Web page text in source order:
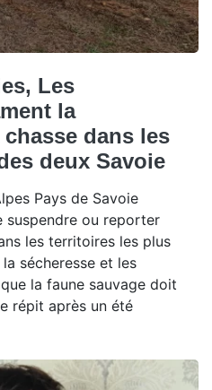
Les
la
dans les
deux Savoie
Pays de Savoie
suspendre ou reporter
les territoires les plus
sécheresse et les
la faune sauvage doit
répit après un été